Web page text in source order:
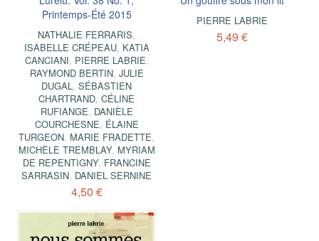
Printemps-Été 2015
NATHALIE FERRARIS,
ISABELLE CRÉPEAU, KATIA
CANCIANI, PIERRE LABRIE,
RAYMOND BERTIN, JULIE
DUGAL,SÉBASTIEN
CHARTRAND,CÉLINE
RUFIANGE, DANIÈLE
COURCHESNE, ÉLAINE
TURGEON, MARIE FRADETTE,
MICHÈLE TREMBLAY, MYRIAM
DE REPENTIGNY, FRANCINE
SARRASIN, DANIEL SERNINE
4,50 €
PIERRE LABRIE
5,49 €